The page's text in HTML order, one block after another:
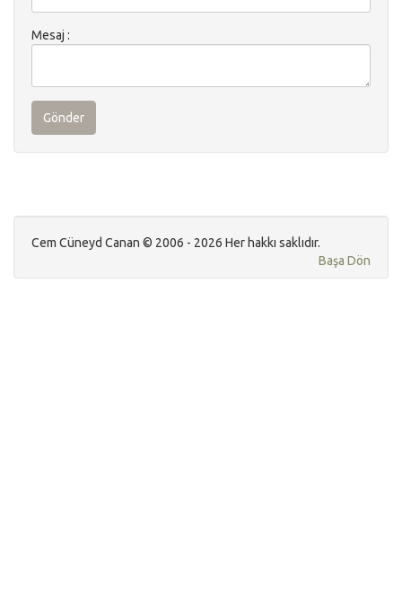
Mesaj :
Gönder
Cem Cüneyd Canan © 2006 - 2026 Her hakkı saklıdır.
Başa Dön